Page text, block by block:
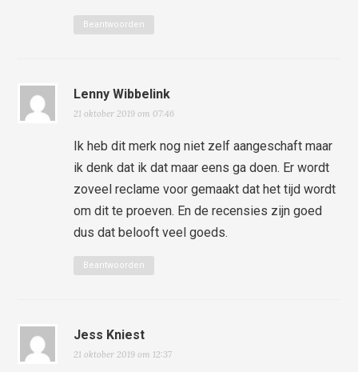
Beantwoorden
Lenny Wibbelink
21 oktober 2019 om 07:46
Ik heb dit merk nog niet zelf aangeschaft maar
ik denk dat ik dat maar eens ga doen. Er wordt
zoveel reclame voor gemaakt dat het tijd wordt
om dit te proeven. En de recensies zijn goed
dus dat belooft veel goeds.
Beantwoorden
Jess Kniest
21 oktober 2019 om 12:37